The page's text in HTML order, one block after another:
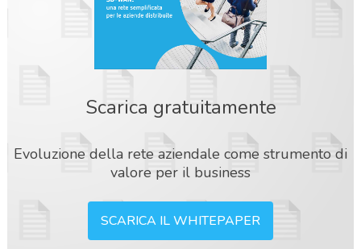
Scarica gratuitamente
Evoluzione della rete aziendale come strumento di
valore per il business
SCARICA IL WHITEPAPER